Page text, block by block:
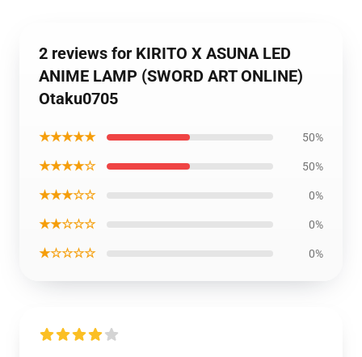
2 reviews for KIRITO X ASUNA LED
ANIME LAMP (SWORD ART ONLINE)
Otaku0705
★★★★★ 50%
★★★★☆ 50%
★★★☆☆ 0%
★★☆☆☆ 0%
★☆☆☆☆ 0%